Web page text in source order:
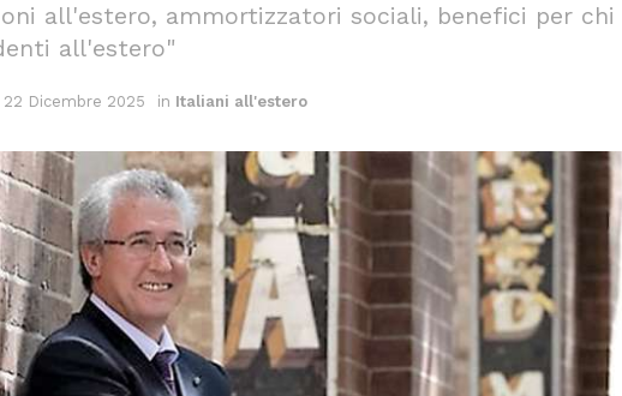
all'estero, ammortizzatori sociali, benefici per
all'estero"
22 Dicembre 2025 in Italiani all'estero